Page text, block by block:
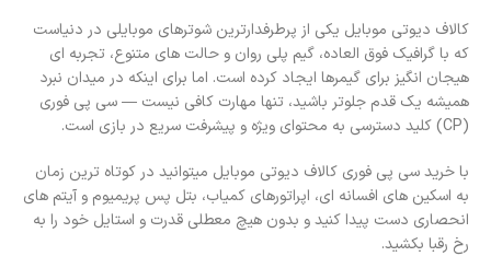
کالاف دیوتی موبایل یکی از پرطرفدارترین شوترهای موبایلی در دنیاست
که با گرافیک فوق العاده، گیم پلی روان و حالت های متنوع، تجربه ای
هیجان انگیز برای گیمرها ایجاد کرده است. اما برای اینکه در میدان نبرد
همیشه یک قدم جلوتر باشید، تنها مهارت کافی نیست — سی پی فوری
(CP) کلید دسترسی به محتوای ویژه و پیشرفت سریع در بازی است.
با خرید سی پی فوری کالاف دیوتی موبایل میتوانید در کوتاه ترین زمان
به اسکین های افسانه ای، اپراتورهای کمیاب، بتل پس پریمیوم و آیتم های
انحصاری دست پیدا کنید و بدون هیچ معطلی قدرت و استایل خود را به
رخ رقبا بکشید.